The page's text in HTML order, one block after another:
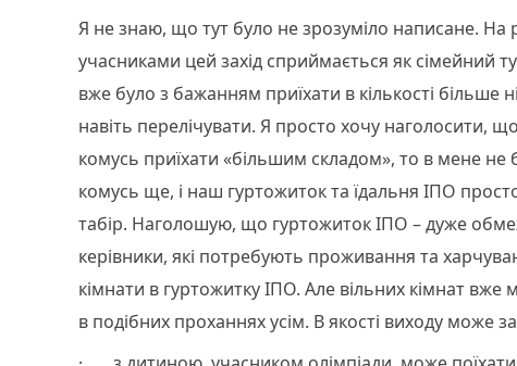
Я не знаю, що тут було не зрозуміло написане. На
учасниками цей захід сприймається як сімейний
вже було з бажанням приїхати в кількості більше
навіть перелічувати. Я просто хочу наголосити,
комусь приїхати «більшим складом», то в мене не
комусь ще, і наш гуртожиток та їдальня ІПО
табір. Наголошую, що гуртожиток ІПО – дуже
керівники, які потребують проживання та
кімнати в гуртожитку ІПО. Але вільних кімнат
в подібних проханнях усім. В якості виходу може